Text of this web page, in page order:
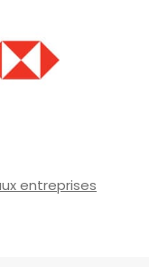
entreprises